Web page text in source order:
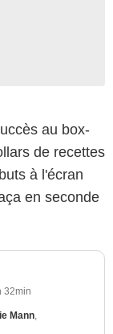
au box-
de recettes
à l'écran
en seconde
32min
Mann,